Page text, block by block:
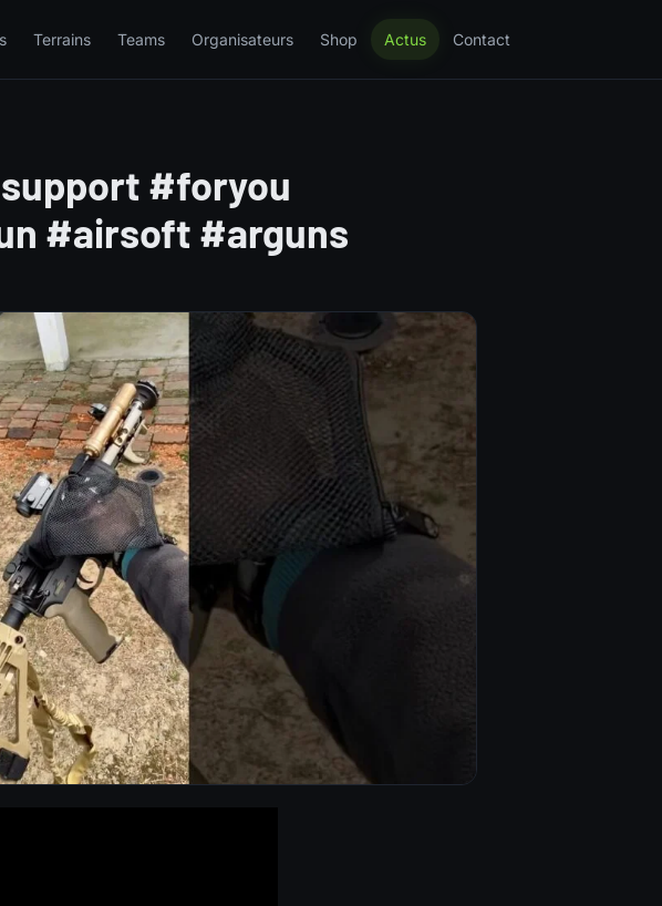
Terrains Teams Organisateurs Shop Actus Contact
#foryou
#airsoft #arguns